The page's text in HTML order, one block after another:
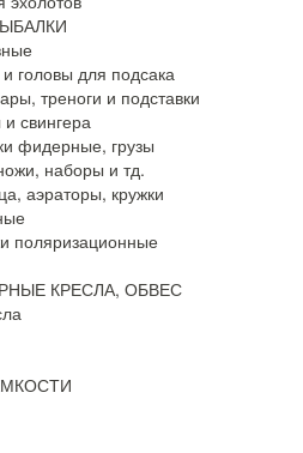
головы для подсака
треноги и подставки
свингера
фидерные, грузы
наборы и тд.
аэраторы, кружки
поляризационные
КРЕСЛА, ОБВЕС